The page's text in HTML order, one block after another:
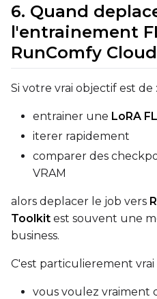
6. Quand
l'entrainement
RunComfy Cloud
Si votre vrai objectif est de :
entrainer une LoRA
iterer rapidement
comparer des
VRAM
alors deplacer le job vers
Toolkit est souvent une
business.
C'est particulierement vrai
vous voulez vraiment